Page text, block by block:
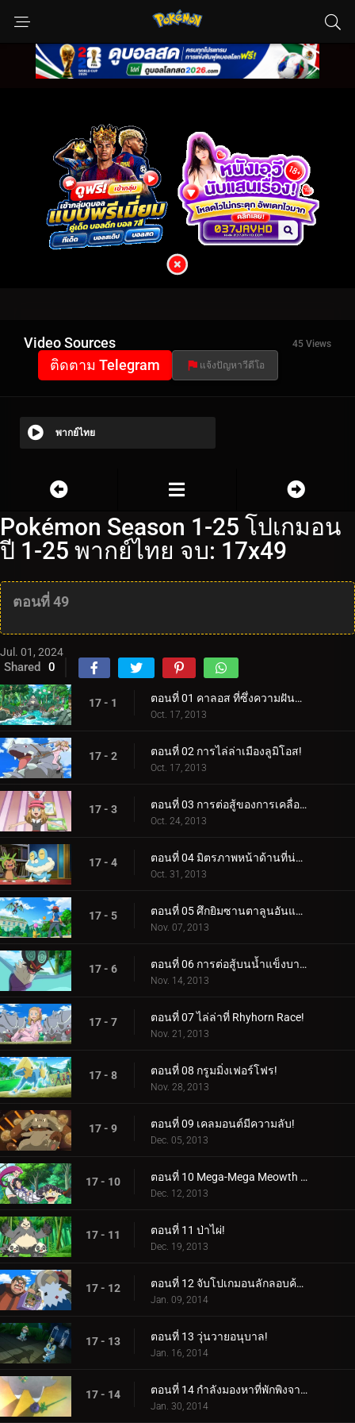
Video Sources 45 Views
ติดตาม Telegram แจ้งปัญหาวีดีโอ
พากย์ไทย
Pokémon Season 1-25 โปเกมอน
ปี 1-25 พากย์ไทย จบ: 17x49
ตอนที่ 49
Jul. 01, 2024
Shared 0
17 - 1 ตอนที่ 01 คาลอส ที่ซึ่งความฝันและการผจญภัยเริ่มต้นขึ้น!
Oct. 17, 2013
17 - 2 ตอนที่ 02 การไล่ล่าเมืองลูมิโอส!
Oct. 17, 2013
17 - 3 ตอนที่ 03 การต่อสู้ของการเคลื่อนที่ทางอากาศ!
Oct. 24, 2013
17 - 4 ตอนที่ 04 มิตรภาพหน้าด้านที่น่าตกใจ!
Oct. 31, 2013
17 - 5 ตอนที่ 05 ศึกยิมซานตาลูนอันแสนวุ่นวาย!
Nov. 07, 2013
17 - 6 ตอนที่ 06 การต่อสู้บนน้ำแข็งบาง ๆ!
Nov. 14, 2013
17 - 7 ตอนที่ 07 ไล่ล่าที่ Rhyhorn Race!
Nov. 21, 2013
17 - 8 ตอนที่ 08 กรูมมิ่งเฟอร์โฟร!
Nov. 28, 2013
17 - 9 ตอนที่ 09 เคลมอนต์มีความลับ!
Dec. 05, 2013
17 - 10 ตอนที่ 10 Mega-Mega Meowth ความบ้าคลั่ง!
Dec. 12, 2013
17 - 11 ตอนที่ 11 ป่าไผ่!
Dec. 19, 2013
17 - 12 ตอนที่ 12 จับโปเกมอนลักลอบค้าของเถื่อน!
Jan. 09, 2014
17 - 13 ตอนที่ 13 วุ่นวายอนุบาล!
Jan. 16, 2014
17 - 14 ตอนที่ 14 กำลังมองหาที่พักพิงจากพายุ!
Jan. 30, 2014